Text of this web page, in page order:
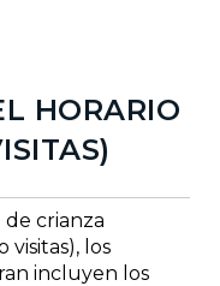
HORARIO
crianza
visitas), los
incluyen los